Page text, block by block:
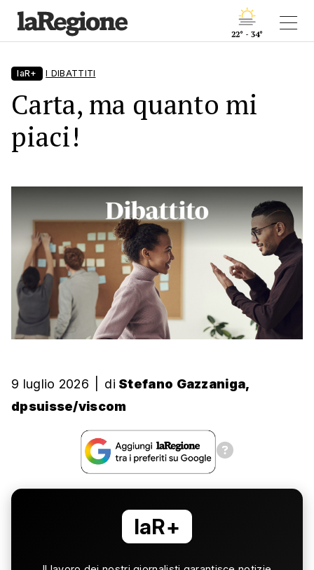
22° - 34°
laR+ I DIBATTITI
Carta, ma quanto mi
piaci!
9 luglio 2026 di Stefano Gazzaniga,
dpsuisse/viscom
laR+